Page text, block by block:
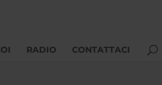
RADIO CONTATTACI